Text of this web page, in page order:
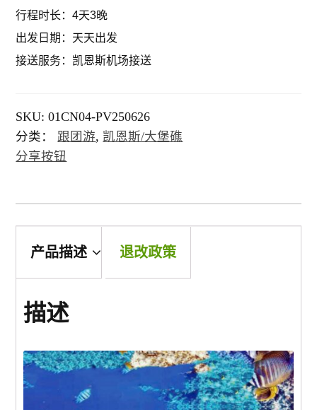
乌鲁鲁/达尔文 NT
圣灵群岛/哈密尔顿/大堡礁
环球
亞洲
歐洲
美州/美加
中東/非洲
行程时长：4天3晚
出发日期：天天出发
接送服务：凯恩斯机场接送
SKU:01CN04-PV250626
分类： 跟团游, 凯恩斯/大堡礁
分享按钮
产品描述 退改政策
描述